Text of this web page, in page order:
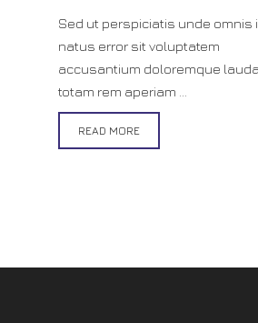
Sed ut perspiciatis unde omnis
natus error sit voluptatem
accusantium doloremque
totam rem aperiam ...
READ MORE